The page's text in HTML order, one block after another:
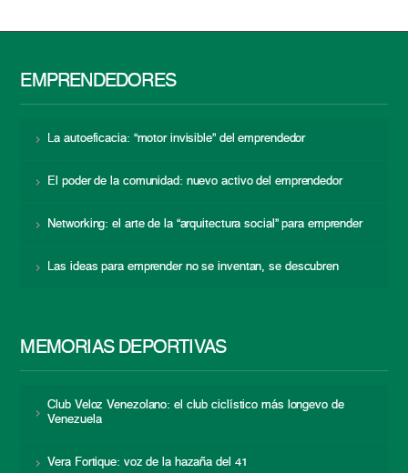
EMPRENDEDORES
La autoeficacia: “motor invisible” del emprendedor
El poder de la comunidad: nuevo activo del emprendedor
Networking: el arte de la “arquitectura social” para emprender
Las ideas para emprender no se inventan, se descubren
MEMORIAS DEPORTIVAS
Club Veloz Venezolano: el club ciclístico más longevo de
Venezuela
Vera Fortique: voz de la hazaña del 41